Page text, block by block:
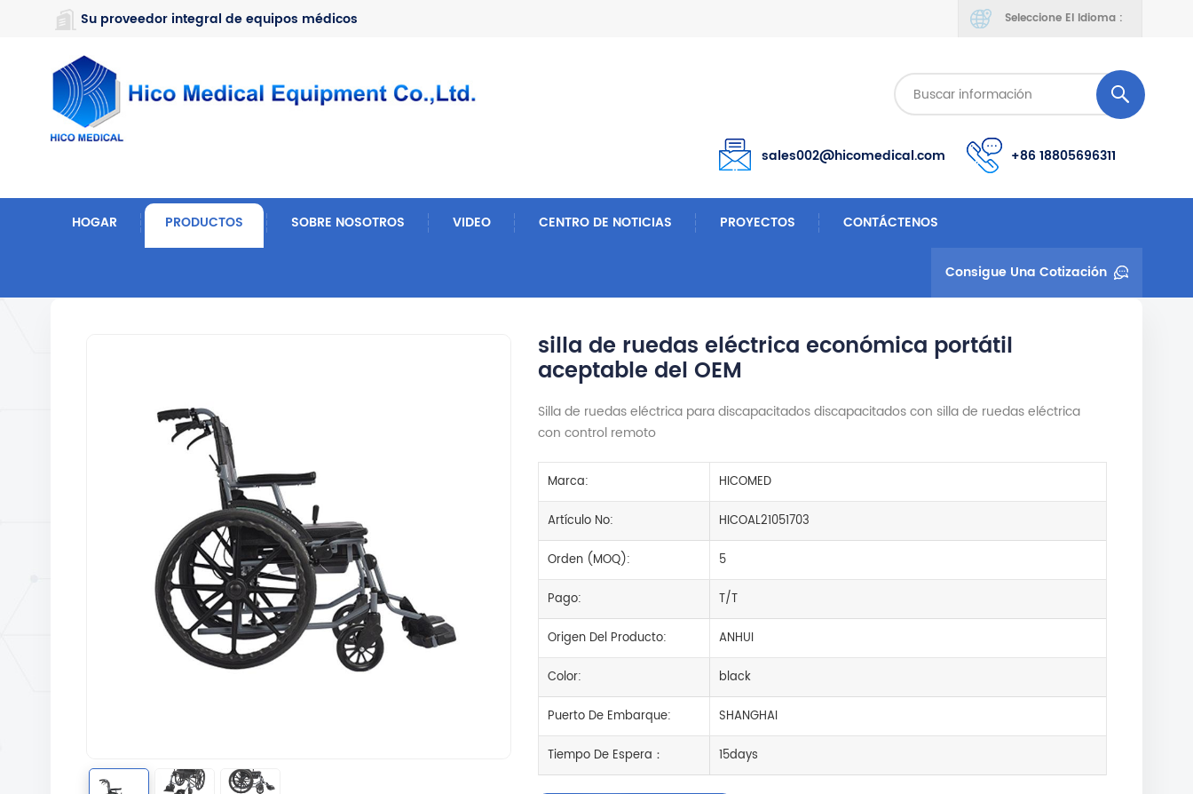
https://www.microsoft.com/en-us/microsoft-teams/log-in
Su proveedor integral de equipos médicos Seleccione El Idioma :
sales002@hicomedical.com +86 18805696311
HOGAR PRODUCTOS SOBRE NOSOTROS VIDEO CENTRO DE NOTICIAS PROYECTOS CONTÁCTENOS
Consigue Una Cotización
silla de ruedas eléctrica económica portátil
aceptable del OEM
Silla de ruedas eléctrica para discapacitados discapacitados con silla de ruedas eléctrica
con control remoto
Marca: HICOMED
Artículo No: HICOAL21051703
Orden (MOQ): 5
Pago: T/T
Origen Del Producto: ANHUI
Color: black
Puerto De Embarque: SHANGHAI
Tiempo De Espera： 15days